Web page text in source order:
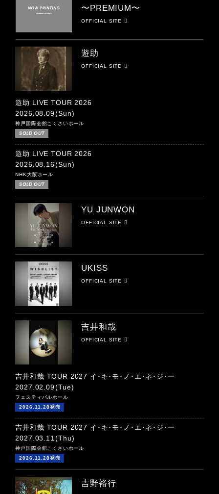
〜PREMIUM〜
OFFICIAL SITE
遊助
OFFICIAL SITE
遊助 LIVE TOUR 2026
2026.08.09(Sun)
神戸国際会館こくさいホール
SOLD OUT
遊助 LIVE TOUR 2026
2026.08.16(Sun)
NHK大阪ホール
SOLD OUT
YU JUNWON
OFFICIAL SITE
UKISS
OFFICIAL SITE
吉井和哉
OFFICIAL SITE
吉井和哉 TOUR 2027 イ･キ･モ･ノ･エ･ネ･ジ･ー
2027.02.09(Tue)
フェスティバルホール
2026.11.28発売
吉井和哉 TOUR 2027 イ･キ･モ･ノ･エ･ネ･ジ･ー
2027.03.11 (Thu)
神戸国際会館こくさいホール
2026.11.28発売
吉野裕行